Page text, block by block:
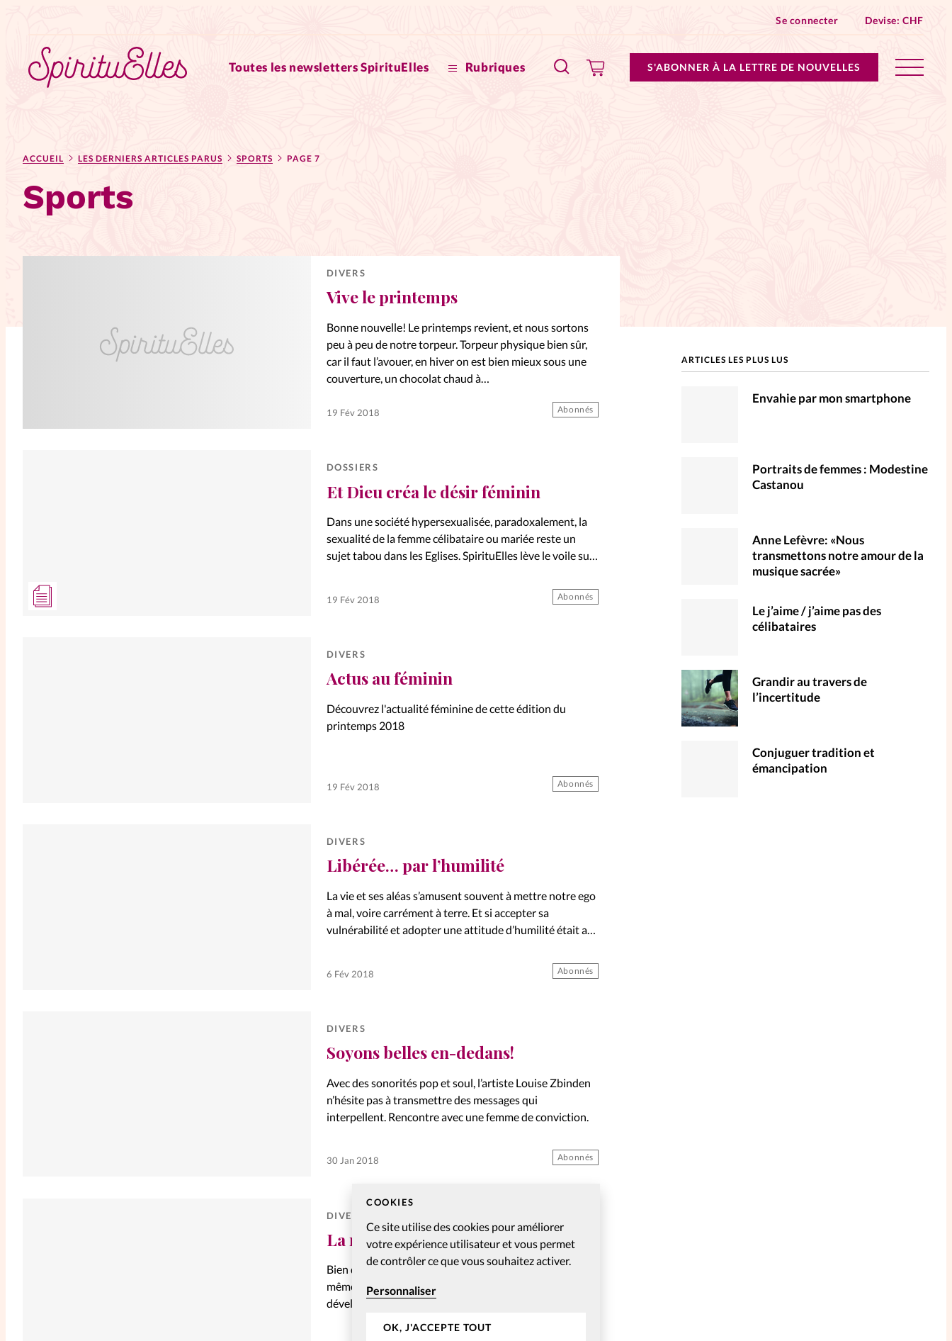
COOKIES
Ce site utilise des cookies pour améliorer
votre expérience utilisateur et vous permet
de contrôler ce que vous souhaitez activer.
Personnaliser
OK, J'ACCEPTE TOUT
Toutes les newsletters SpirituElles Rubriques
Se connecter Devise:CHF
S'ABONNER À LA LETTRE DE NOUVELLES
Actus au féminin
Chroniques
Edito
Entre4yeux
L'anecdote
La Bible au féminin
PersonnElles
RelationnElles
Vive la famille
La Pause SpirituElles - toutes les éditions
La rédaction
Changement d'adresse
ACCUEIL LES DERNIERS ARTICLES PARUS SPORTS PAGE 7
Sports
DIVERS
Vive le printemps
Bonne nouvelle! Le printemps revient, et nous sortons
peu à peu de notre torpeur. Torpeur physique bien sûr,
car il faut l’avouer, en hiver on est bien mieux sous une
couverture, un chocolat chaud à…
19 Fév 2018 Abonnés
DOSSIERS
Et Dieu créa le désir féminin
Dans une société hypersexualisée, paradoxalement, la
sexualité de la femme célibataire ou mariée reste un
sujet tabou dans les Eglises. SpirituElles lève le voile sur
19 Fév 2018 Abonnés
DIVERS
Actus au féminin
Découvrez l'actualité féminine de cette édition du
printemps 2018
19 Fév 2018 Abonnés
DIVERS
Libérée… par l’humilité
La vie et ses aléas s’amusent souvent à mettre notre ego
à mal, voire carrément à terre. Et si accepter sa
vulnérabilité et adopter une attitude d’humilité était au
6 Fév 2018 Abonnés
DIVERS
Soyons belles en-dedans!
Avec des sonorités pop et soul, l’artiste Louise Zbinden
n’hésite pas à transmettre des messages qui
interpellent. Rencontre avec une femme de conviction.
30 Jan 2018 Abonnés
DIVERS
La résilience, stimulée par la foi
Bien que toutes ne soient pas dotées à la naissance du
même degré de résilience, la foi en Dieu peut la
développer au travers de nos circonstances
douloureuses. Perspective.
ARTICLES LES PLUS LUS
Envahie par mon smartphone
Portraits de femmes : Modestine
Castanou
Anne Lefèvre: «Nous
transmettons notre amour de la
musique sacrée»
Le j’aime / j’aime pas des
célibataires
Grandir au travers de
l’incertitude
Conjuguer tradition et
émancipation